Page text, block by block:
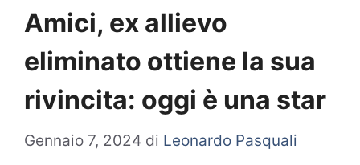
Amici, ex allievo
eliminato ottiene la sua
rivincita: oggi è una star
Gennaio 7, 2024 di Leonardo Pasquali